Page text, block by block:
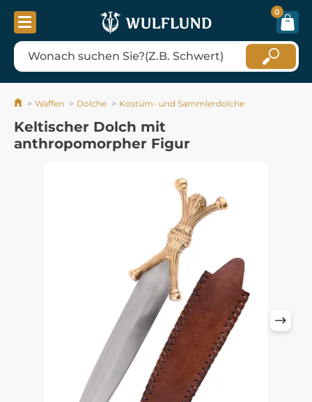
0
Waffen Dolche Kostüm- und Sammlerdolche
Keltischer Dolch mit
anthropomorpher Figur